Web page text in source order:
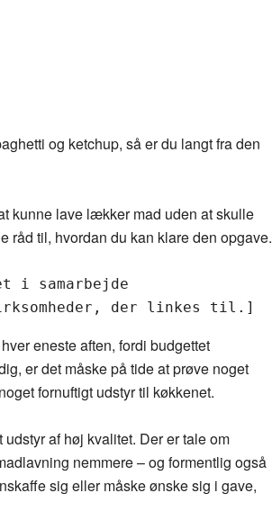
og ketchup, så er du langt fra den
kunne lave lækker mad uden at skulle
råd til, hvordan du kan klare den opgave.
i samarbejde
der linkes til.]
eneste aften, fordi budgettet
er det måske på tide at prøve noget
fornuftigt udstyr til køkkenet.
af høj kvalitet. Der er tale om
nemmere – og formentlig også
sig eller måske ønske sig i gave,